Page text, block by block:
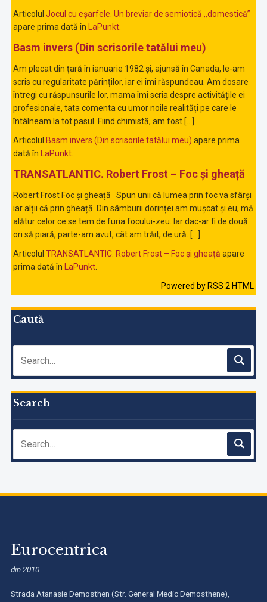
Articolul Jocul cu eșarfele. Un breviar de semiotică ,,domestică”
apare prima dată în LaPunkt.
Basm invers (Din scrisorile tatălui meu)
Am plecat din țară în ianuarie 1982 și, ajunsă în Canada, le-am
scris cu regularitate părinților, iar ei îmi răspundeau. Am dosare
întregi cu răspunsurile lor, mama îmi scria despre activitățile ei
profesionale, tata comenta cu umor noile realități pe care le
întâlneam la tot pasul. Fiind chimistă, am fost […]
Articolul Basm invers (Din scrisorile tatălui meu) apare prima
dată în LaPunkt.
TRANSATLANTIC. Robert Frost – Foc și gheață
Robert Frost Foc și gheață Spun unii că lumea prin foc va sfârși
iar alții că prin gheață. Din sâmburii dorinței am mușcat și eu, mă
alătur celor ce se tem de furia focului-zeu. Iar dac-ar fi de două
ori să piară, parte-am avut, cât am trăit, de ură. […]
Articolul TRANSATLANTIC. Robert Frost – Foc și gheață apare
prima dată în LaPunkt.
Powered by RSS 2 HTML
Caută
Search
Eurocentrica
din 2010
Strada Atanasie Demosthen (Str. General Medic Demosthene),